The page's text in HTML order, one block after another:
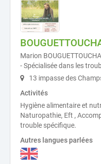
Marion
- Spécialisée dans les
13 impasse des
Activités
Hygiène alimentaire et
Naturopathie, Eft ,
trouble spécifique.
Autres langues parlées